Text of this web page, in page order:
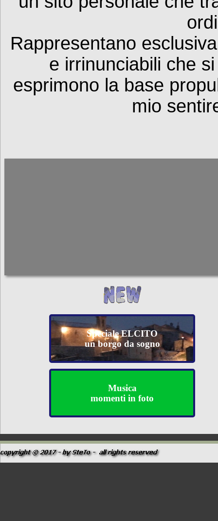
Rappresentano
e irrinunciabili che
esprimono la base
mio
Speciale ELCITO
un borgo da sogno
Musica
momenti in foto